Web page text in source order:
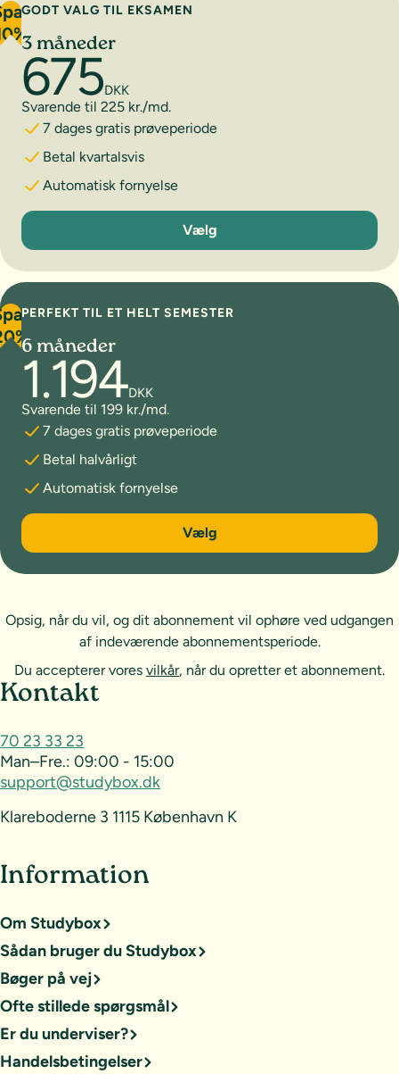
GODT VALG TIL EKSAMEN
3 måneder
675DKK
Svarende til 225 kr./md.
7 dages gratis prøveperiode
Betal kvartalsvis
Automatisk fornyelse
3 måneder
Vælg
PERFEKT TIL ET HELT SEMESTER
6 måneder
1.194DKK
Svarende til 199 kr./md.
7 dages gratis prøveperiode
Betal halvårligt
Automatisk fornyelse
6 måneder
Vælg
Opsig, når du vil, og dit abonnement vil ophøre ved udgangen
af indeværende abonnementsperiode.
Du accepterer vores vilkår, når du opretter et abonnement.
Sideoversigt og kontakt
Kontakt
70 23 33 23
Man–Fre.: 09:00 - 15:00
support@studybox.dk
Klareboderne 3 1115 København K
Information
Om Studybox
Sådan bruger du Studybox
Bøger på vej
Ofte stillede spørgsmål
Er du underviser?
Handelsbetingelser